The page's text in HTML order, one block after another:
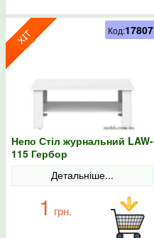
Непо Стіл журнальний LAW-
115 Гербор
Детальніше...
1 грн.
Код:17807